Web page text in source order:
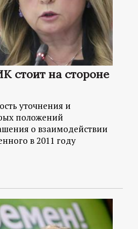
стоит на стороне
уточнения и
положений
о взаимодействии
в 2011 году